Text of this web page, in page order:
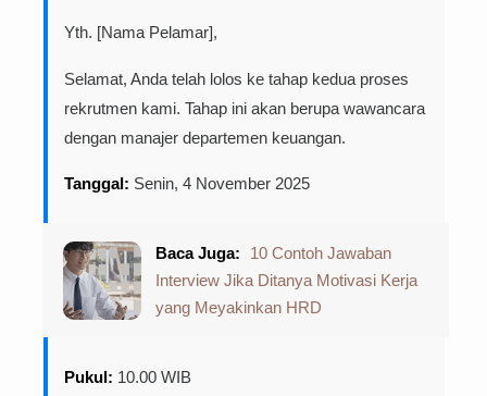
Yth. [Nama Pelamar],
Selamat, Anda telah lolos ke tahap kedua proses
rekrutmen kami. Tahap ini akan berupa wawancara
dengan manajer departemen keuangan.
Tanggal: Senin, 4 November 2025
Baca Juga:
10 Contoh Jawaban
Interview Jika Ditanya Motivasi Kerja
yang Meyakinkan HRD
Pukul: 10.00 WIB